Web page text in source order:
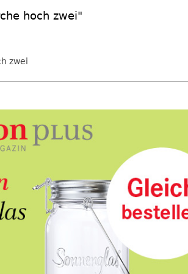
hoch zwei"
zwei